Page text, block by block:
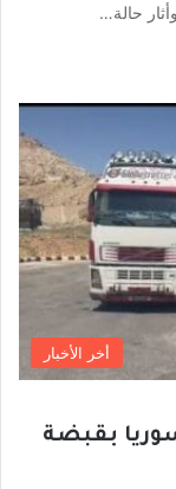
حالة…
أخر الأخبار
بقبضة